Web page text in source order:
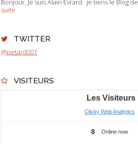
Bonjour, Je suis Alain Evrard. je tiens le Blog
suite
TWITTER
@petard001
VISITEURS